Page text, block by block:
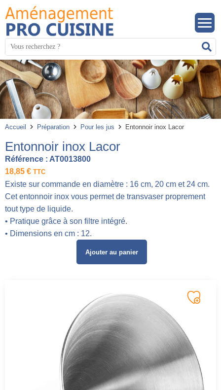
Mots
clés
:
Accueil Préparation Pour les jus Entonnoir inox Lacor
Entonnoir inox Lacor
Référence : AT0013800
18,85 € TTC
Existe sur commande en diamètre : 16 cm, 20 cm et 24 cm.
Cet entonnoir inox vous permet de transvaser proprement
tout type de liquide.
• Pratique grâce à son filtre intégré.
• Dimensions en cm : 12.
Ajouter au panier
Panneau de gestion des cookies